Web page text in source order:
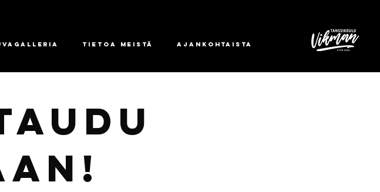
Tietoa meistä Ajankohtaista